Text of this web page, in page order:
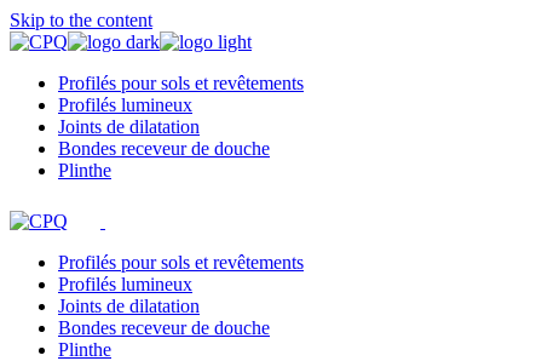
Skip to the content
Profilés pour sols et revêtements
Profilés lumineux
Joints de dilatation
Bondes receveur de douche
Plinthe
Profilés pour sols et revêtements
Profilés lumineux
Joints de dilatation
Bondes receveur de douche
Plinthe